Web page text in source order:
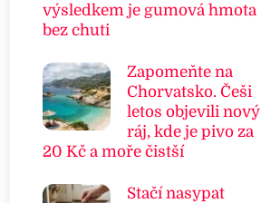
výsledkem je gumová hmota
bez chuti
Zapomeňte na
Chorvatsko. Češi
letos objevili nový
ráj, kde je pivo za
20 Kč a moře čistší
Stačí nasypat